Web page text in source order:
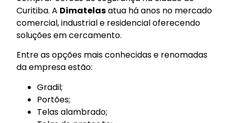
Curitiba. A Dimatelasatua há anos no mercado
comercial, industrial e residencial oferecendo
soluções em cercamento.
Entre as opções mais conhecidas e renomadas
da empresa estão:
Gradil;
Portões;
Telas alambrado;